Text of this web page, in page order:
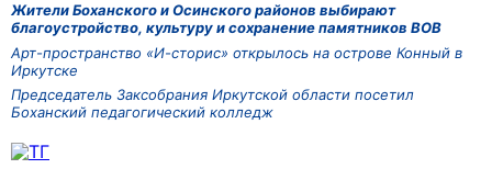
Жители Боханского и Осинского районов выбирают
благоустройство, культуру и сохранение памятников ВОВ
Арт-пространство «И-сторис» открылось на острове Конный в
Иркутске
Председатель Заксобрания Иркутской области посетил
Боханский педагогический колледж